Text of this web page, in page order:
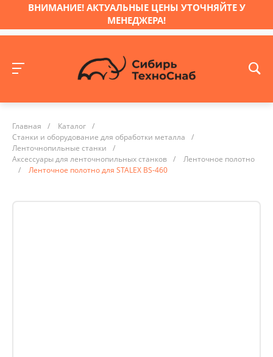
ВНИМАНИЕ! АКТУАЛЬНЫЕ ЦЕНЫ УТОЧНЯЙТЕ У
МЕНЕДЖЕРА!
Главная / Каталог /
Станки и оборудование для обработки металла
/
Ленточнопильные станки
/
Аксессуары для ленточнопильных станков /
Ленточное полотно
/
Ленточное полотно для STALEX BS-460